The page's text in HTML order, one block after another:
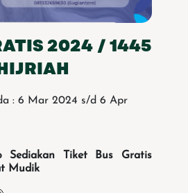
2024 / 1445
: 6 Mar 2024 s/d 6 Apr
Sediakan Tiket Bus Gratis
Mudik